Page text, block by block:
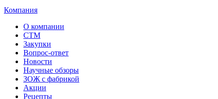
Компания
О компании
СТМ
Закупки
Вопрос-ответ
Новости
Научные обзоры
ЗОЖ с фабрикой
Акции
Рецепты